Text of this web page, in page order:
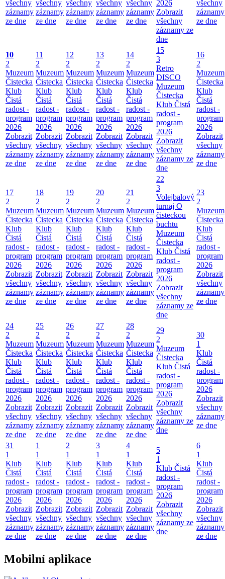
všechny
záznamy
ze dne
všechny
záznamy
ze dne
všechny
záznamy
ze dne
všechny
záznamy
ze dne
všechny
záznamy
ze dne
2026
Zobrazit
všechny
záznamy ze
dne
všechny
záznamy
ze dne
10
2
Muzeum
Čistecka
Klub
Čistá
radost -
program
2026
Zobrazit
všechny
záznamy
ze dne
11
2
Muzeum
Čistecka
Klub
Čistá
radost -
program
2026
Zobrazit
všechny
záznamy
ze dne
12
2
Muzeum
Čistecka
Klub
Čistá
radost -
program
2026
Zobrazit
všechny
záznamy
ze dne
13
2
Muzeum
Čistecka
Klub
Čistá
radost -
program
2026
Zobrazit
všechny
záznamy
ze dne
14
2
Muzeum
Čistecka
Klub
Čistá
radost -
program
2026
Zobrazit
všechny
záznamy
ze dne
15
3
Retro
DISCO
Muzeum
Čistecka
Klub Čistá
radost -
program
2026
Zobrazit
všechny
záznamy ze
dne
16
2
Muzeum
Čistecka
Klub
Čistá
radost -
program
2026
Zobrazit
všechny
záznamy
ze dne
17
2
Muzeum
Čistecka
Klub
Čistá
radost -
program
2026
Zobrazit
všechny
záznamy
ze dne
18
2
Muzeum
Čistecka
Klub
Čistá
radost -
program
2026
Zobrazit
všechny
záznamy
ze dne
19
2
Muzeum
Čistecka
Klub
Čistá
radost -
program
2026
Zobrazit
všechny
záznamy
ze dne
20
2
Muzeum
Čistecka
Klub
Čistá
radost -
program
2026
Zobrazit
všechny
záznamy
ze dne
21
2
Muzeum
Čistecka
Klub
Čistá
radost -
program
2026
Zobrazit
všechny
záznamy
ze dne
22
3
Volejbalový
turnaj O
čisteckou
buchtu
Muzeum
Čistecka
Klub Čistá
radost -
program
2026
Zobrazit
všechny
záznamy ze
dne
23
2
Muzeum
Čistecka
Klub
Čistá
radost -
program
2026
Zobrazit
všechny
záznamy
ze dne
24
2
Muzeum
Čistecka
Klub
Čistá
radost -
program
2026
Zobrazit
všechny
záznamy
ze dne
25
2
Muzeum
Čistecka
Klub
Čistá
radost -
program
2026
Zobrazit
všechny
záznamy
ze dne
26
2
Muzeum
Čistecka
Klub
Čistá
radost -
program
2026
Zobrazit
všechny
záznamy
ze dne
27
2
Muzeum
Čistecka
Klub
Čistá
radost -
program
2026
Zobrazit
všechny
záznamy
ze dne
28
2
Muzeum
Čistecka
Klub
Čistá
radost -
program
2026
Zobrazit
všechny
záznamy
ze dne
29
2
Muzeum
Čistecka
Klub Čistá
radost -
program
2026
Zobrazit
všechny
záznamy ze
dne
30
1
Klub
Čistá
radost -
program
2026
Zobrazit
všechny
záznamy
ze dne
31
1
Klub
Čistá
radost -
program
2026
Zobrazit
všechny
záznamy
ze dne
1
1
Klub
Čistá
radost -
program
2026
Zobrazit
všechny
záznamy
ze dne
2
1
Klub
Čistá
radost -
program
2026
Zobrazit
všechny
záznamy
ze dne
3
1
Klub
Čistá
radost -
program
2026
Zobrazit
všechny
záznamy
ze dne
4
1
Klub
Čistá
radost -
program
2026
Zobrazit
všechny
záznamy
ze dne
5
1
Klub Čistá
radost -
program
2026
Zobrazit
všechny
záznamy ze
dne
6
1
Klub
Čistá
radost -
program
2026
Zobrazit
všechny
záznamy
ze dne
Mobilní aplikace